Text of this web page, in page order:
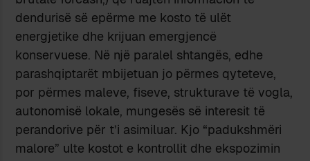
dendurisë së epërme me kosto të ulët
energjetike dhe krijuan emergjencë
konservuese. Në një paralel shtangës, edhe
parashqiptarët mbijetuan jo përmes qyteteve,
por përmes maleve, fiseve, strukturave të vogla,
autonomisë lokale, mungesës së interesit të
perandorive për t’i asimiluar. Kjo “padukshmëri
malore” ulte kostot e kontrollit dhe ekspozimin